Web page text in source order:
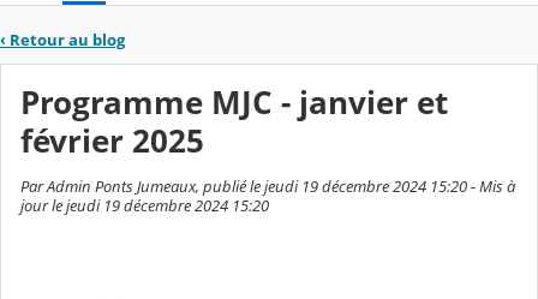
‹ Retour au blog
Programme MJC - janvier et
février 2025
Par Admin Ponts Jumeaux, publié le jeudi 19 décembre 2024 15:20 - Mis à
jour le jeudi 19 décembre 2024 15:20